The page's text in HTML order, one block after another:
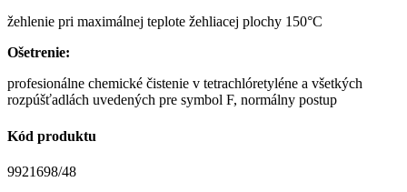
žehlenie pri maximálnej teplote žehliacej plochy 150°C
Ošetrenie:
profesionálne chemické čistenie v tetrachlóretyléne a všetkých
rozpúšťadlách uvedených pre symbol F, normálny postup
Kód produktu
9921698/48